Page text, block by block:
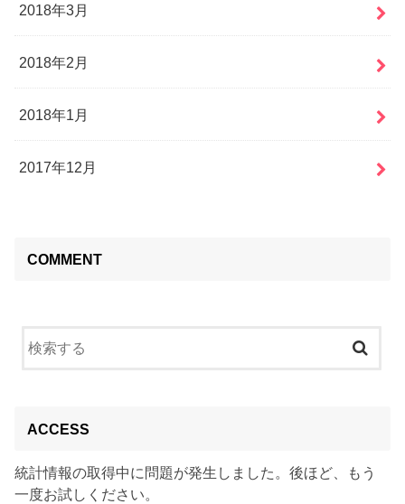
2018年3月
2018年2月
2018年1月
2017年12月
COMMENT
ACCESS
統計情報の取得中に問題が発生しました。後ほど、もう
一度お試しください。